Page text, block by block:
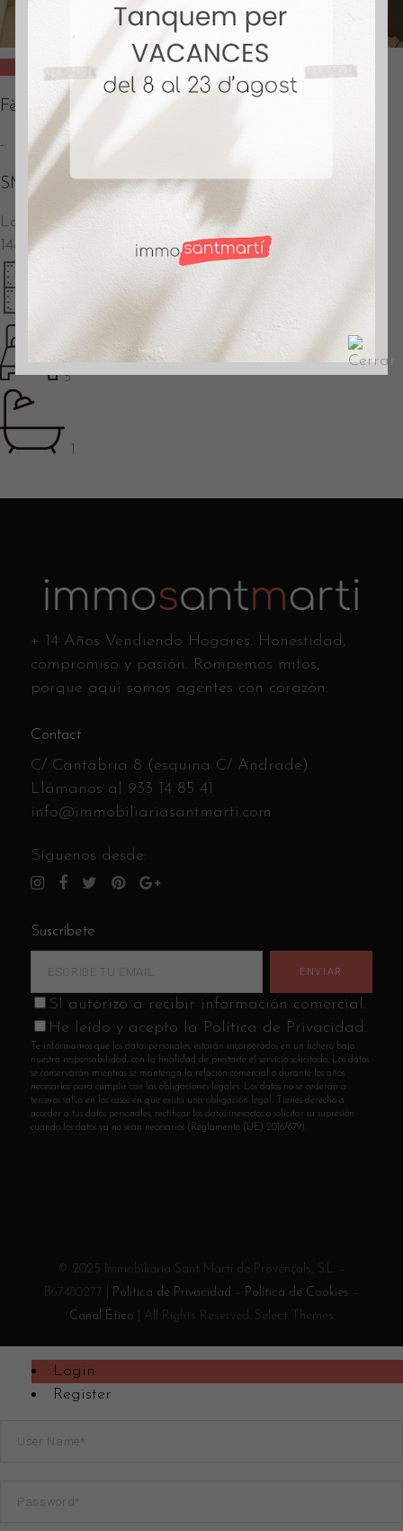
Vendido
Fèlix Martí Alpera
-
SM572
La Pau – Barcelona
148.000
€
60 m2
3
1
+ 14 Años Vendiendo Hogares. Honestidad,
compromiso y pasión. Rompemos mitos,
porque aquí somos agentes con corazón.
Contact
C/ Cantabria 8 (esquina C/ Andrade)
Llámanos al 933 14 85 41
info@immobiliariasantmarti.com
Síguenos desde:
Suscríbete
SI autorizo a recibir información comercial.
He leído y acepto la Política de Privacidad.
Te informamos que los datos personales, estarán incorporados en un fichero bajo
nuestra responsabilidad, con la finalidad de prestarte el servicio solicitado. Los datos
se conservarán mientras se mantenga la relación comercial o durante los años
necesarios para cumplir con las obligaciones legales. Los datos no se cederán a
terceros salvo en los casos en que exista una obligación legal. Tienes derecho a
acceder a tus datos personales, rectificar los datos inexactos o solicitar su supresión
cuando los datos ya no sean necesarios (Reglamento (UE) 2016/679).
© 2025 Immobiliària Sant Martí de Provençals, S.L. –
B67480277 | Política de Privacidad Política de Cookies
Canal Ético | All Rights Reserved. Select Themes
Login
Register